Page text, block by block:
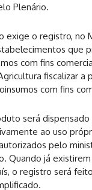
Plenário.
exige o registro, no
que
com fins
fiscalizar a
com fins
será
ao uso
pelo
Quando já
o registro será